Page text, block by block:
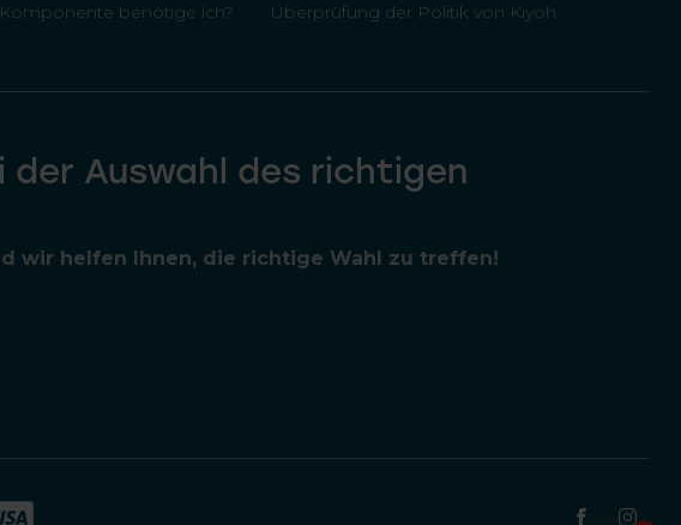
Komponente benötige ich?
Überprüfung der Politik von Kiyoh
der Auswahl des richtigen
wir helfen Ihnen, die richtige Wahl zu treffen!